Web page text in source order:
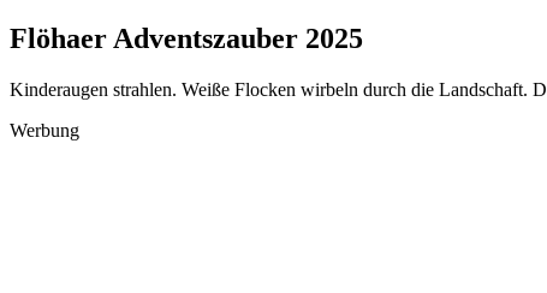
Flöhaer Adventszauber 2025
Kinderaugen strahlen. Weiße Flocken wirbeln durch die Landschaft.
Werbung